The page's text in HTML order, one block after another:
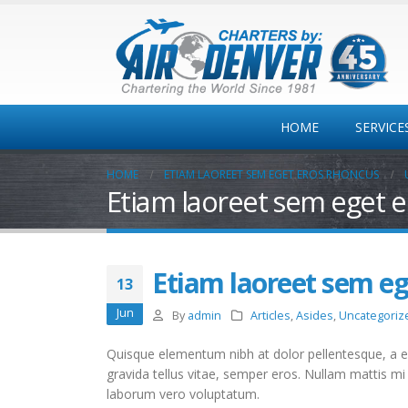
HOME
Private
Jet/Turbo/Twins
Corporate Travel
HOME ETIAM LAOREET SEM EGET EROS RHONCUS
Etiam laoreet sem eget
13
Jun
Etiam laoreet sem
By admin Articles,Asides,
Quisque elementum nibh at dolor pellentesque, a
gravida tellus vitae, semper eros. Nullam mattis
laborum vero voluptatum.